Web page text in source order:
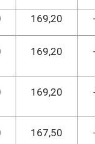
169,20
169,20
169,20
167,50